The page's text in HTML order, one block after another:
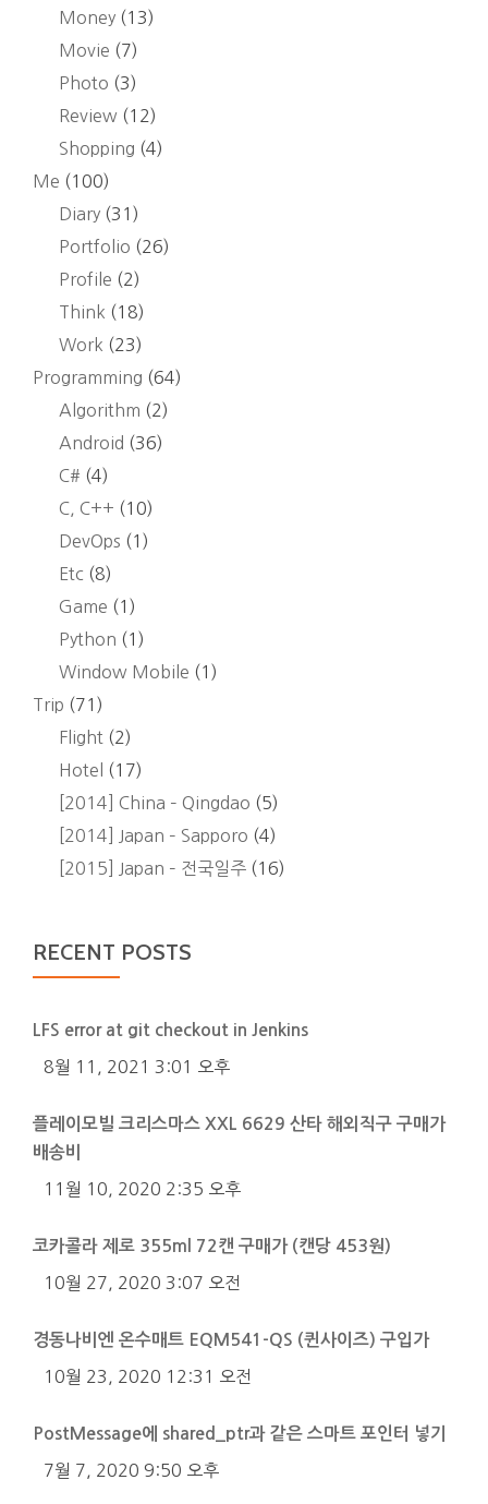
Money (13)
Movie (7)
Photo (3)
Review (12)
Shopping (4)
Me (100)
Diary (31)
Portfolio (26)
Profile (2)
Think (18)
Work (23)
Programming (64)
Algorithm (2)
Android (36)
C# (4)
C, C++ (10)
DevOps (1)
Etc (8)
Game (1)
Python (1)
Window Mobile (1)
Trip (71)
Flight (2)
Hotel
(17)
[2014] China – Qingdao (5)
[2014] Japan – Sapporo (4)
[2015] Japan – 전국일주 (16)
RECENT POSTS
LFS error at git checkout in Jenkins
8월 11, 2021 3:01 오후
플레이모빌 크리스마스 XXL 6629 산타 해외직구 구매가
배송비
11월 10, 2020 2:35 오후
코카콜라 제로 355ml 72캔 구매가 (캔당 453원)
10월 27, 2020 3:07 오전
경동나비엔 온수매트 EQM541-QS (퀸사이즈) 구입가
10월 23, 2020 12:31 오전
PostMessage에 shared_ptr과 같은 스마트 포인터 넣기
7월 7, 2020 9:50 오후